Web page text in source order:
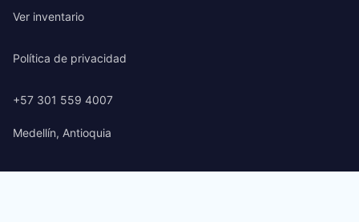
Ver inventario
Política de privacidad
+57 301 559 4007
Medellín, Antioquia